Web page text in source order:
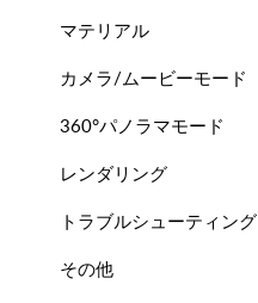
マテリアル
カメラ/ムービーモード
360°パノラマモード
レンダリング
トラブルシューティング
その他